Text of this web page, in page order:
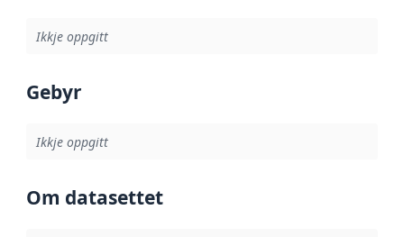
Ikkje oppgitt
Gebyr
Ikkje oppgitt
Om datasettet